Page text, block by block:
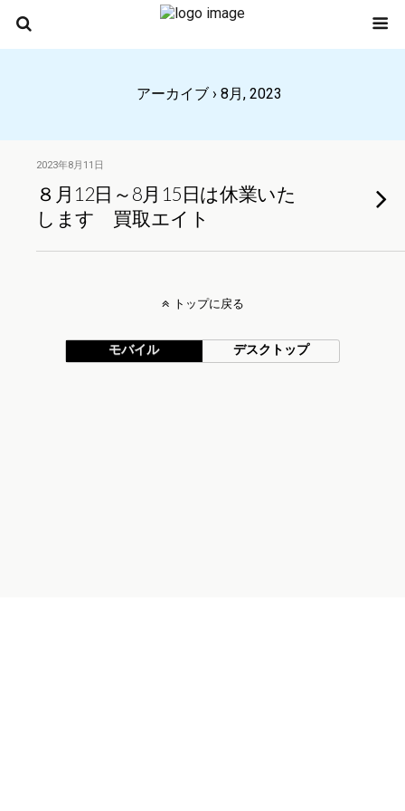
アーカイブ › 8月, 2023
2023年8月11日
８月12日～8月15日は休業いた
します 買取エイト
トップに戻る
モバイル デスクトップ